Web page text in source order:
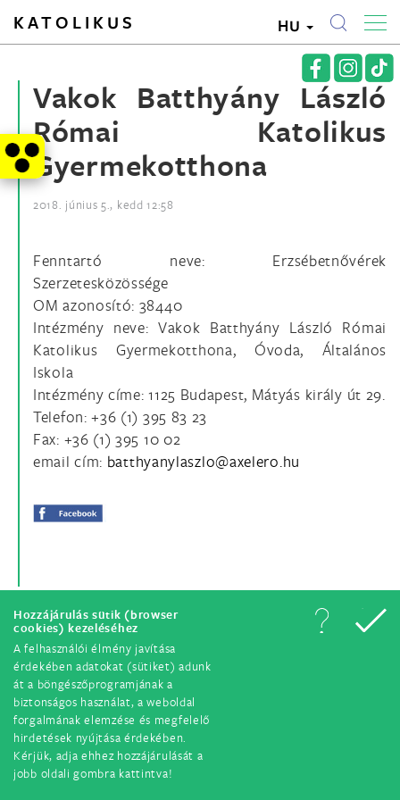
Hozzájárulás sütik (browser
cookies) kezeléséhez
A felhasználói élmény javítása
érdekében adatokat (sütiket) adunk
át a böngészőprogramjának a
biztonságos használat, a weboldal
forgalmának elemzése és megfelelő
hirdetések nyújtása érdekében.
Kérjük, adja ehhez hozzájárulását a
jobb oldali gombra kattintva!
KATOLIKUS HU
Vakok Batthyány László
Római Katolikus
Gyermekotthona
2018. június 5., kedd 12:58
Fenntartó neve: Erzsébetnővérek
Szerzetesközössége
OM azonosító: 38440
Intézmény neve: Vakok Batthyány László Római
Katolikus Gyermekotthona, Óvoda, Általános
Iskola
Intézmény címe: 1125 Budapest, Mátyás király út 29.
Telefon: +36 (1) 395 83 23
Fax: +36 (1) 395 10 02
email cím:
© Minden jog fenntartva. 2018.